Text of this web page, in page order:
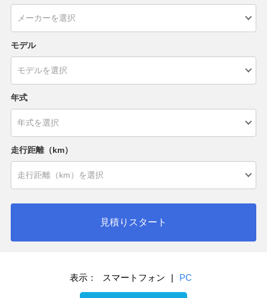
モデル
年式
走行距離（km）
見積りスタート
表示： スマートフォン | PC